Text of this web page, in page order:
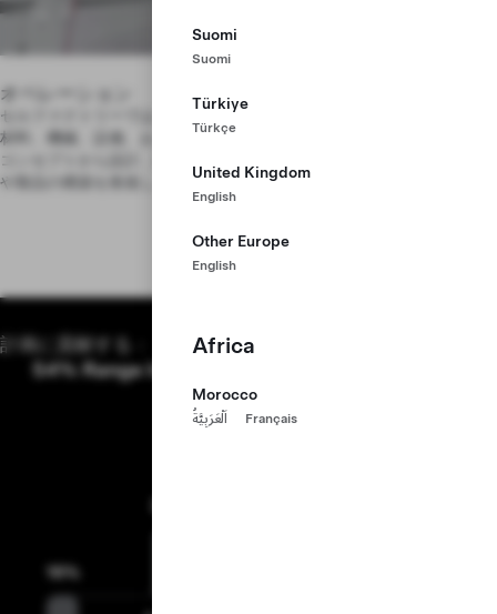
Suomi
Suomi
Türkiye
Türkçe
United Kingdom
English
Other Europe
English
Africa
Morocco
اَلْعَرَبِيَّةُ Français
オペレーション
セルファクトリーでは、最高の生産量と品質でセルを製造するために、
材料、機械、設備、および製造において高い精度を要求されます。製品
コンセプトから設計、設置、統合、開発、量産まで、新しい工場の拡張
や製品の構築を推進します。
計画に貢献する：